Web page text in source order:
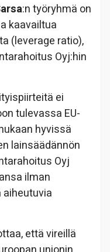
:n työryhmä on
kaavailtua
(leverage ratio),
Oyj:hin
ei
tulevassa EU-
hyvissä
lainsäädännön
Oyj
ilman
että vireillä